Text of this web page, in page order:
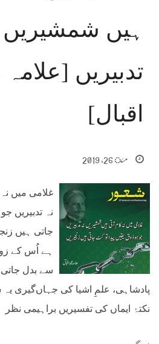
ہیں شمشیریں
تدبیریں
اقبال]
مئ 26, 2019
غلامی میں
نہ تدبیریں
جاتی ہیں
ہے اُس کے
سے بدل جاتی
پادشاہی، علمِ اشیا کی جہاں‌گیری
نکتۂ ایماں کی تفسیریں براہیمی نظر